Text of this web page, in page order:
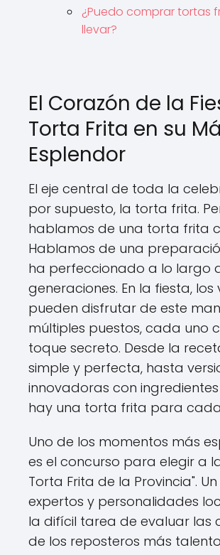
¿Puedo comprar tortas
llevar?
El Corazón de la
Torta Frita en su
Esplendor
El eje central de toda la
por supuesto, la torta frita.
hablamos de una torta frita
Hablamos de una
ha perfeccionado a lo largo
generaciones. En la fiesta, los
pueden disfrutar de este
múltiples puestos, cada uno
toque secreto. Desde la
simple y perfecta, hasta
innovadoras con
hay una torta frita para
Uno de los momentos más
es el concurso para elegir a
Torta Frita de la Provincia".
expertos y personalidades
la difícil tarea de evaluar las
de los reposteros más